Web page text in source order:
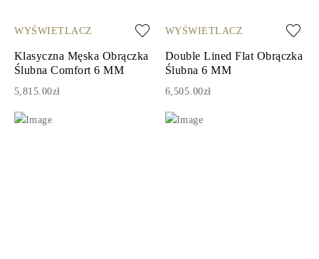
WYŚWIETLACZ
Klasyczna Męska Obrączka
Ślubna Comfort 6 MM
5,815.00zł
WYŚWIETLACZ
Double Lined Flat Obrączka
Ślubna 6 MM
6,505.00zł